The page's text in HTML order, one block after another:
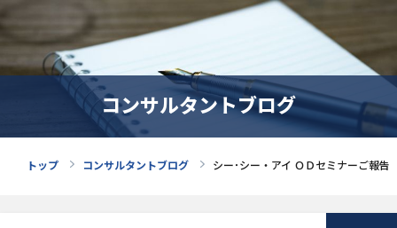
コンサルタントブログ
トップ コンサルタントブログ シー･シー・アイ ＯＤセミナーご報